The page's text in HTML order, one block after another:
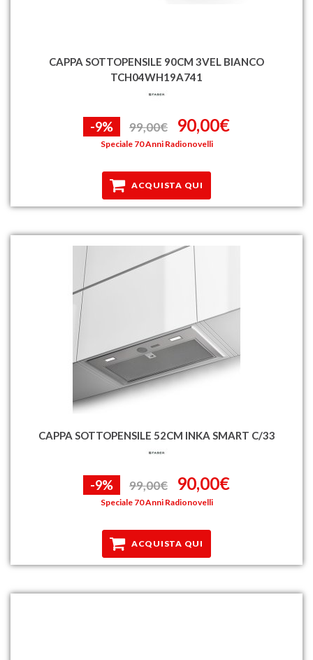
CAPPA SOTTOPENSILE 90CM 3VEL BIANCO
TCH04WH19A741
-9% 99,00€ 90,00€
Speciale 70 Anni Radionovelli
ACQUISTA QUI
CAPPA SOTTOPENSILE 52CM INKA SMART C/33
-9% 99,00€ 90,00€
Speciale 70 Anni Radionovelli
ACQUISTA QUI